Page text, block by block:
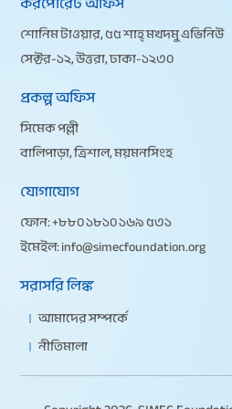
শোনিম টাওয়ার, ৫৫ শাহ্ মখদুম এভিনিউ
সেক্টর-১২, উত্তরা, ঢাকা-১২৩০
প্রকল্প অফিস
সিমেক পল্লী
বালিপাড়া, ত্রিশাল, ময়মনসিংহ
যোগাযোগ
ফোন:+৮৮০ ১৮১০ ১৬৯ ৫৩১
ইমেইল:info@simecfoundation.org
সরাসরি লিঙ্ক
আমাদের সম্পর্কে
নীতিমালা